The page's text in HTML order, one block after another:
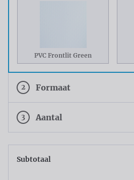
PVC Frontlit Green
2 Formaat
3 Aantal
Subtotaal